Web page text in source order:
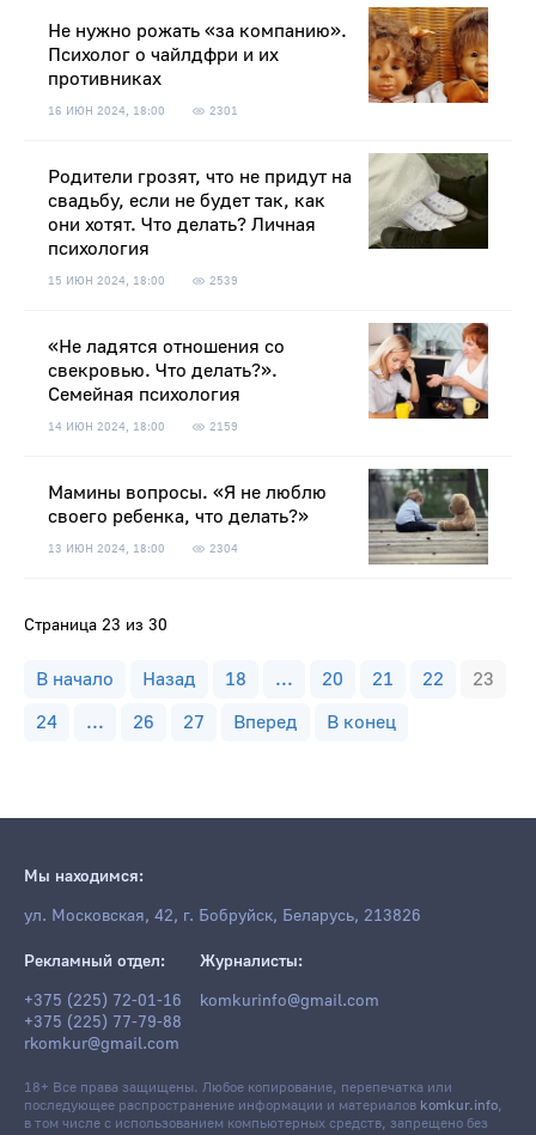
Не нужно рожать «за компанию».
Психолог о чайлдфри и их
противниках
16 ИЮН 2024, 18:00 2301
Родители грозят, что не придут на
свадьбу, если не будет так, как
они хотят. Что делать? Личная
психология
15 ИЮН 2024, 18:00 2539
«Не ладятся отношения со
свекровью. Что делать?».
Семейная психология
14 ИЮН 2024, 18:00 2159
Мамины вопросы. «Я не люблю
своего ребенка, что делать?»
13 ИЮН 2024, 18:00 2304
Страница 23 из 30
В начало Назад 18 ... 20 21 22
23
24
... 26 27 Вперед В конец
Мы находимся:
ул. Московская, 42, г. Бобруйск, Беларусь, 213826
Рекламный отдел:
+375 (225) 72-01-16
+375 (225) 77-79-88
rkomkur@gmail.com
Журналисты:
komkurinfo@gmail.com
18+ Все права защищены. Любое копирование, перепечатка или
последующее распространение информации и материалов komkur.info,
в том числе с использованием компьютерных средств, запрещено без